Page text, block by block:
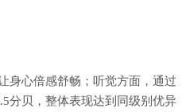
身心倍感舒畅；听觉方面，通过
分贝，整体表现达到同级别优异